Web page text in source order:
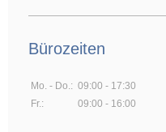
Bürozeiten
Mo. - Do.: 09:00 - 17:30
Fr.:
09:00 - 16:00